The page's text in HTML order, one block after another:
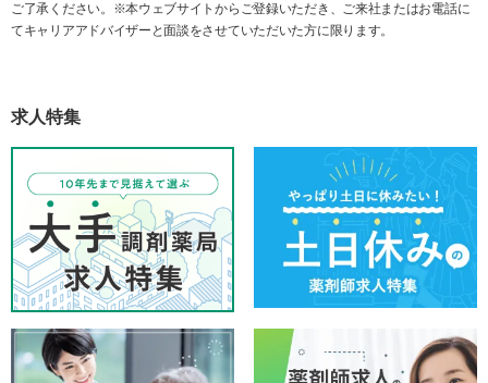
ご了承ください。※本ウェブサイトからご登録いただき、ご来社またはお電話に
てキャリアアドバイザーと面談をさせていただいた方に限ります。
求人特集